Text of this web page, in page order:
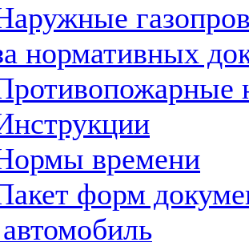
нормативных
времени
форм